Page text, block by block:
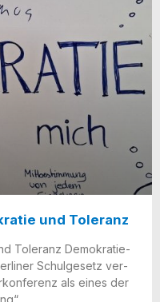
und Toleranz
Tole­ranz Demo­­kra­­tie-
Schul­ge­setz ver­
als eines der